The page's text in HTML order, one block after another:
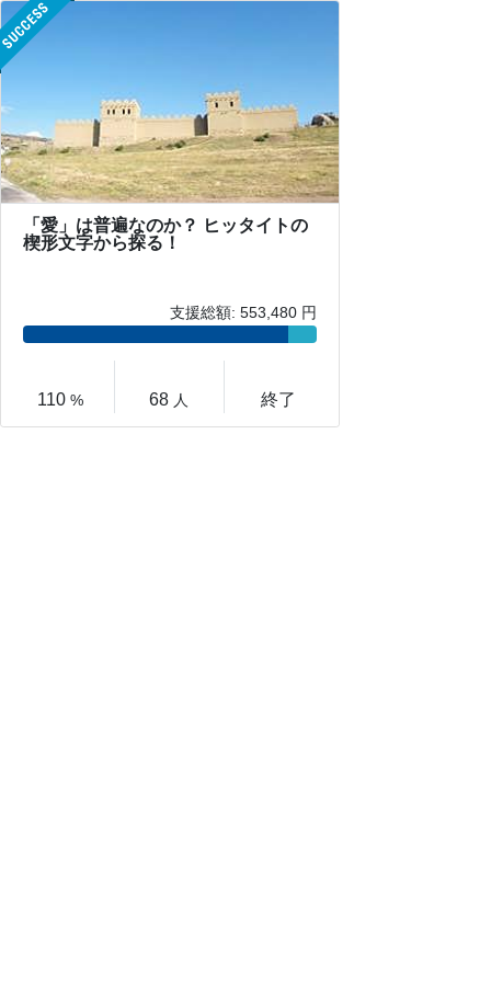
「愛」は普遍なのか？ ヒッタイトの
楔形文字から探る！
支援総額: 553,480 円
110% 68 人 終了